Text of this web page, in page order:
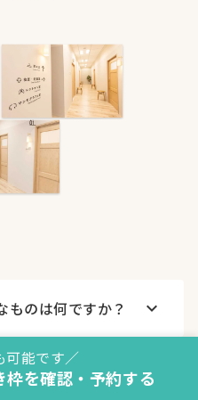
ものは何ですか？ keyboard_arrow_down
診療を受けられま
keyboard_arrow_down
可能です／
を確認・予約する